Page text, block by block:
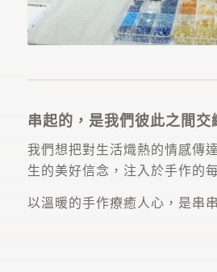
串起的，是我們彼此之間交
我們想把對生活熾熱的情感傳
生的美好信念， 注入於手作的
以溫暖的手作療癒人心，是串